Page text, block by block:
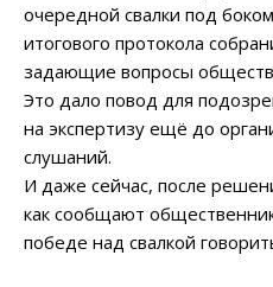
очередной свалки под
итогового протокола
задающие вопросы
Это дало повод для
на экспертизу ещё до
слушаний.
И даже сейчас, после
как сообщают
победе над свалкой